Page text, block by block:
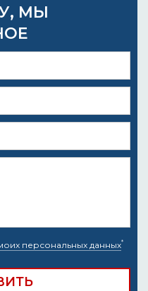
МЫ
персональных данных*